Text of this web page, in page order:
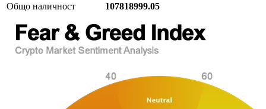
Общо наличност
107818999.05